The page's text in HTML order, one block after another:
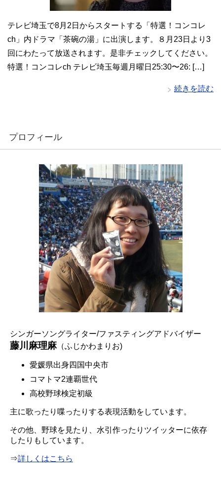
テレビ埼玉で8月2日からスタートする「特選！コンコレ
ch」内ドラマ「茶碗の湯」に出演します。８月23日より3
回にわたって放送されます。是非チェックしてください。
特選！コンコレch テレビ埼玉毎週月曜日25:30〜26: […]
続きを読む
プロフィール
シンガーソングライター/ファスティングアドバイザー
藤川麻理麻（ふじかわまりお)
愛媛県出身四国中央市
コマトマ2連覇世代
高校野球検定初級
主に歌ったり喋ったりする表現活動をしています。
その他、野球を見たり、水引作ったりツイッターに依存
したりもしています。
⇒詳しくはこちら